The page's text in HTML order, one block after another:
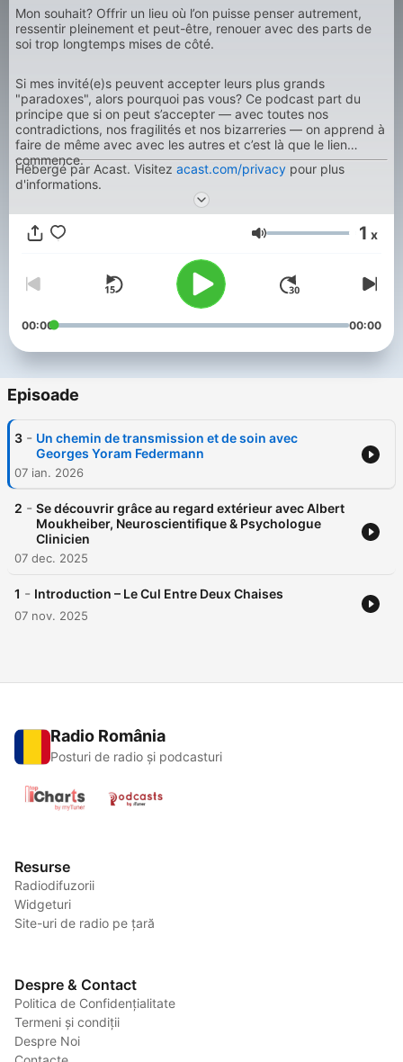
Mon souhait? Offrir un lieu où l’on puisse penser autrement,
ressentir pleinement et peut-être, renouer avec des parts de
soi trop longtemps mises de côté.
Si mes invité(e)s peuvent accepter leurs plus grands
"paradoxes", alors pourquoi pas vous? Ce podcast part du
principe que si on peut s’accepter — avec toutes nos
contradictions, nos fragilités et nos bizarreries — on apprend à
faire de même avec avec les autres et c’est là que le lien
commence.
Hébergé par Acast. Visitez acast.com/privacy pour plus
d'informations.
Volum 1 x
00:00 00:00
Episoade
3 - Un chemin de transmission et de soin avec
Georges Yoram Federmann
07 ian. 2026
2 - Se découvrir grâce au regard extérieur avec Albert
Moukheiber, Neuroscientifique & Psychologue
Clinicien
07 dec. 2025
1 - Introduction – Le Cul Entre Deux Chaises
07 nov. 2025
Radio România
Posturi de radio și podcasturi
Resurse
Radiodifuzorii
Widgeturi
Site-uri de radio pe țară
Despre & Contact
Politica de Confidențialitate
Termeni și condiții
Despre Noi